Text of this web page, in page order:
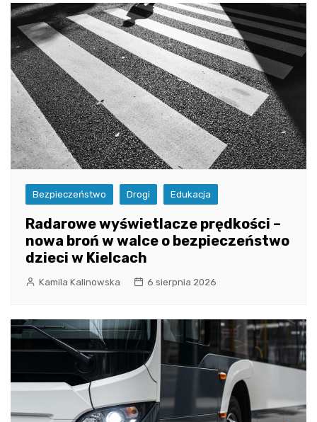
Bezpieczeństwo Drogi Edukacja
Radarowe wyświetlacze prędkości –
nowa broń w walce o bezpieczeństwo
dzieci w Kielcach
Kamila Kalinowska 6 sierpnia 2026